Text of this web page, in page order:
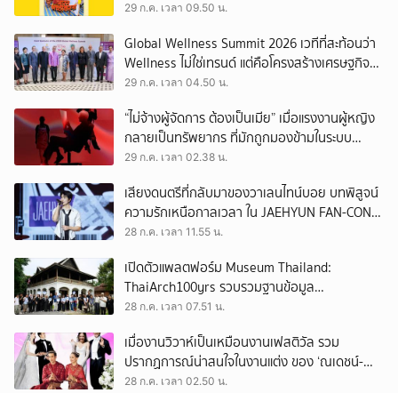
29 ก.ค. เวลา 09.50 น.
Global Wellness Summit 2026 เวทีที่สะท้อนว่า
Wellness ไม่ใช่เทรนด์ แต่คือโครงสร้างเศรษฐกิจ
ใหม่ของโลก
29 ก.ค. เวลา 04.50 น.
“ไม่จ้างผู้จัดการ ต้องเป็นเมีย” เมื่อแรงงานผู้หญิง
กลายเป็นทรัพยากร ที่มักถูกมองข้ามในระบบ
เศรษฐกิจแรงงาน
29 ก.ค. เวลา 02.38 น.
เสียงดนตรีที่กลับมาของวาเลนไทน์บอย บทพิสูจน์
ความรักเหนือกาลเวลา ใน JAEHYUN FAN-CON
TOUR
28 ก.ค. เวลา 11.55 น.
เปิดตัวแพลตฟอร์ม Museum Thailand:
ThaiArch100yrs รวบรวมฐานข้อมูล
สถาปัตยกรรม 100 ปีภาคเหนือ มุ่งขับเคลื่อน
28 ก.ค. เวลา 07.51 น.
เมื่องานวิวาห์เป็นเหมือนงานเฟสติวัล รวม
ปรากฏการณ์น่าสนใจในงานแต่ง ของ ‘ณเดชน์-
ญาญ่า’ ทั้ง 3 ครั้ง
28 ก.ค. เวลา 02.50 น.